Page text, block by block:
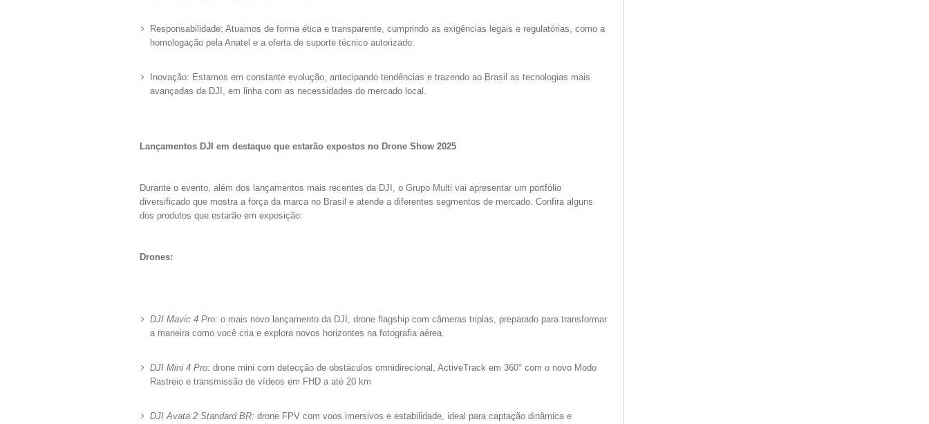
Responsabilidade: Atuamos de forma ética e transparente, cumprindo as exigências legais e regulatórias, como a
homologação pela Anatel e a oferta de suporte técnico autorizado.
Inovação: Estamos em constante evolução, antecipando tendências e trazendo ao Brasil as tecnologias mais
avançadas da DJI, em linha com as necessidades do mercado local.
Lançamentos DJI em destaque que estarão expostos no Drone Show 2025
Durante o evento, além dos lançamentos mais recentes da DJI, o Grupo Multi vai apresentar um portfólio
diversificado que mostra a força da marca no Brasil e atende a diferentes segmentos de mercado. Confira alguns
dos produtos que estarão em exposição:
Drones:
DJI Mavic 4 Pro: o mais novo lançamento da DJI, drone flagship com câmeras triplas, preparado para transformar
a maneira como você cria e explora novos horizontes na fotografia aérea.
DJI Mini 4 Pro: drone mini com detecção de obstáculos omnidirecional, ActiveTrack em 360° com o novo Modo
Rastreio e transmissão de vídeos em FHD a até 20 km
DJI Avata 2 Standard BR: drone FPV com voos imersivos e estabilidade, ideal para captação dinâmica e